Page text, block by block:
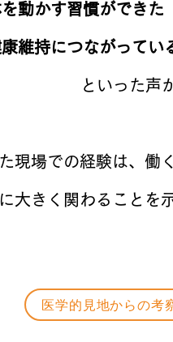
動かす習慣ができた
維持につながってい
といった声
現場での経験は、働
大きく関わることを
医学的見地からの考